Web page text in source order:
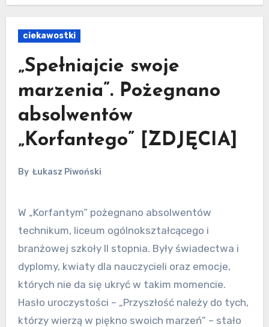
ciekawostki
„Spełniajcie swoje
marzenia”. Pożegnano
absolwentów
„Korfantego” [ZDJĘCIA]
By Łukasz Piwoński
W „Korfantym” pożegnano absolwentów
technikum, liceum ogólnokształcącego i
branżowej szkoły II stopnia. Były świadectwa i
dyplomy, kwiaty dla nauczycieli oraz emocje,
których nie da się ukryć w takim momencie.
Hasło uroczystości – „Przyszłość należy do tych,
którzy wierzą w piękno swoich marzeń” – stało